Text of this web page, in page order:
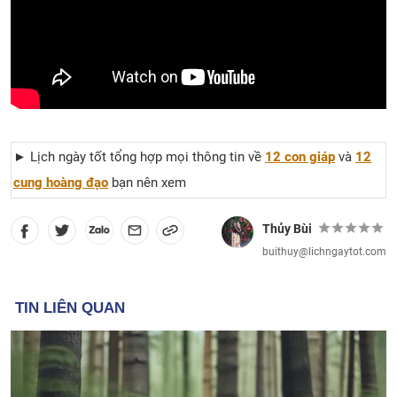
► Lịch ngày tốt tổng hợp mọi thông tin về 12 con giáp và 12
cung hoàng đạo bạn nên xem
Thủy Bùi
buithuy@lichngaytot.com